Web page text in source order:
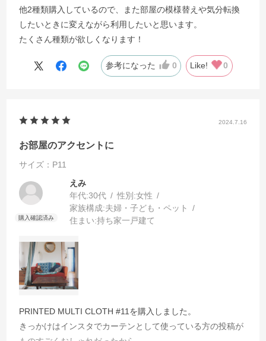
他2種類購入しているので、また部屋の模様替えや気分転換
したいときに変えながら利用したいと思います。
たくさん種類が欲しくなります！
参考になった 0 Like! 0
2024.7.16
お部屋のアクセントに
サイズ：P11
えみ
年代:30代 性別:女性
家族構成:夫婦・子ども・ペット
住まい:持ち家一戸建て
PRINTED MULTI CLOTH #11を購入しました。
きっかけはインスタでカーテンとして使っている方の投稿が